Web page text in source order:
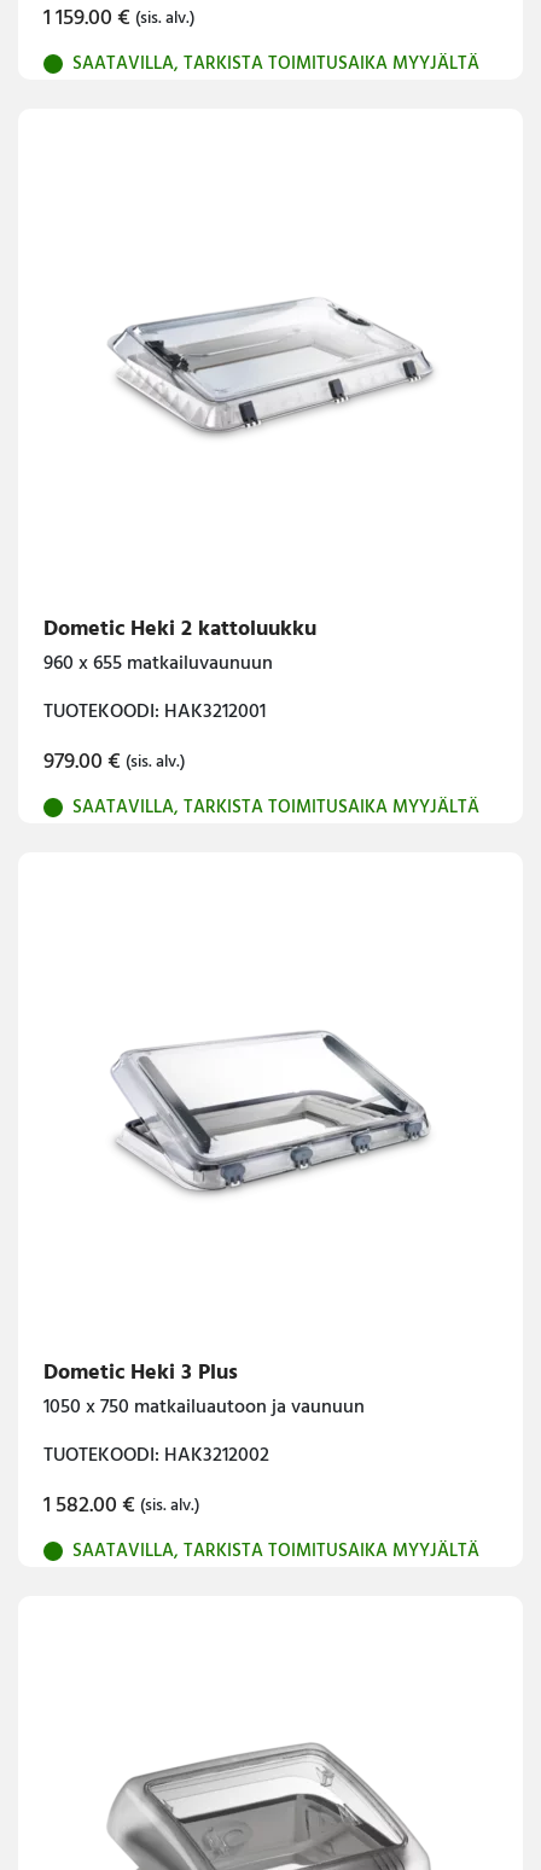
1 159.00€ (sis. alv.)
SAATAVILLA, TARKISTA TOIMITUSAIKA MYYJÄLTÄ
Dometic Heki 2 kattoluukku
960 x 655 matkailuvaunuun
TUOTEKOODI: HAK3212001
979.00€ (sis. alv.)
SAATAVILLA, TARKISTA TOIMITUSAIKA MYYJÄLTÄ
Dometic Heki 3 Plus
1050 x 750 matkailuautoon ja vaunuun
TUOTEKOODI: HAK3212002
1 582.00€ (sis. alv.)
SAATAVILLA, TARKISTA TOIMITUSAIKA MYYJÄLTÄ